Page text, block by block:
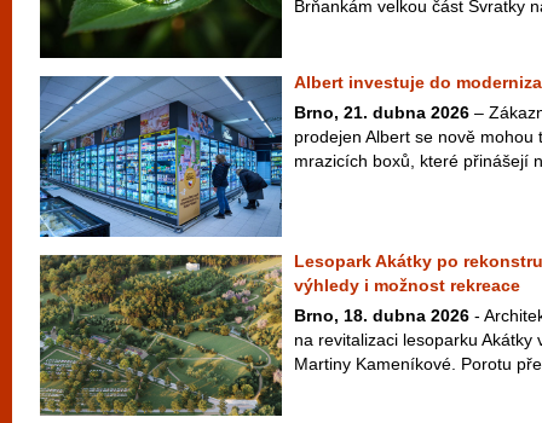
Brňankám velkou část Svratky
Albert investuje do
Brno, 21. dubna 2026 –
prodejen Albert se nově
mrazicích boxů, které přinášejí
Lesopark Akátky po
výhledy i možnost rekreace
Brno, 18. dubna 2026 -
na revitalizaci lesoparku Akátky
Martiny Kameníkové. Porotu